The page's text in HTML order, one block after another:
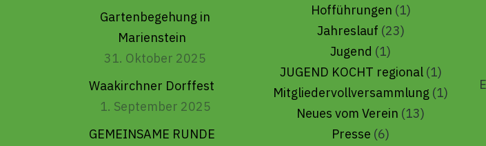
Gartenbegehung in
Marienstein
31. Oktober 2025
Waakirchner Dorffest
1. September 2025
GEMEINSAME RUNDE
Hofführungen (1)
Jahreslauf (23)
Jugend (1)
JUGEND KOCHT regional(1)
Mitgliedervollversammlung (1)
Neues vom Verein (13)
Presse (6)